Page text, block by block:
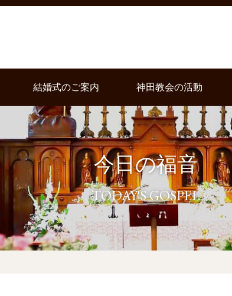
結婚式のご案内 神田教会の活動
今日の福音
TODAY'S GOSPEL